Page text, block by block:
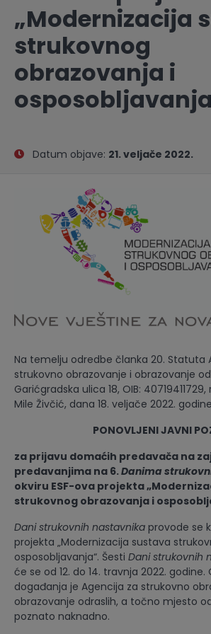
„Modernizacija
strukovnog
obrazovanja i
Datum objave: 21. veljače 2022.
Na temelju odredbe članka 20. Statuta
strukovno obrazovanje i obrazovanje
Garićgradska ulica 18, OIB:
Mile Živčić, dana 18. veljače 2022.
PONOVLJENI JAVNI
za prijavu domaćih predavača na
predavanjima na 6.Danima
okviru ESF-ova projekta
strukovnog obrazovanja i
Dani strukovnih nastavnika provode se
projekta „Modernizacija sustava
osposobljavanja“. Šesti Dani strukovnih
će se od 12. do 14. travnja 2022.
događanja je Agencija za strukovno
obrazovanje odraslih, a točno mjesto
poznato naknadno.